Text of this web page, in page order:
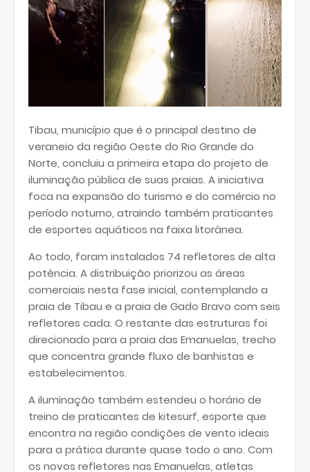
Tibau, município que é o principal destino de
veraneio da região Oeste do Rio Grande do
Norte, concluiu a primeira etapa do projeto de
iluminação pública de suas praias. A iniciativa
foca na expansão do turismo e do comércio no
período noturno, atraindo também praticantes
de esportes aquáticos na faixa litorânea.
Ao todo, foram instalados 74 refletores de alta
potência. A distribuição priorizou as áreas
comerciais nesta fase inicial, contemplando a
praia de Tibau e a praia de Gado Bravo com seis
refletores cada. O restante das estruturas foi
direcionado para a praia das Emanuelas, trecho
que concentra grande fluxo de banhistas e
estabelecimentos.
A iluminação também estendeu o horário de
treino de praticantes de kitesurf, esporte que
encontra na região condições de vento ideais
para a prática durante quase todo o ano. Com
os novos refletores nas Emanuelas, atletas